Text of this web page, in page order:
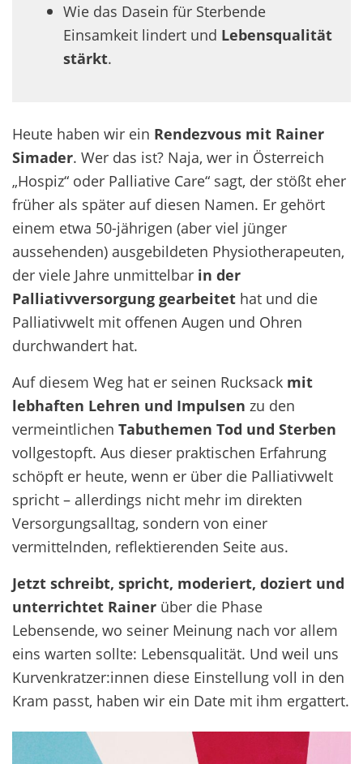
Wie das Dasein für Sterbende
Einsamkeit lindert und Lebensqualität
stärkt.
Heute haben wir ein Rendezvous mit Rainer
Simader. Wer das ist? Naja, wer in Österreich
„Hospiz“ oder Palliative Care“ sagt, der stößt eher
früher als später auf diesen Namen. Er gehört
einem etwa 50-jährigen (aber viel jünger
aussehenden) ausgebildeten Physiotherapeuten,
der viele Jahre unmittelbar in der
Palliativversorgung gearbeitet hat und die
Palliativwelt mit offenen Augen und Ohren
durchwandert hat.
Auf diesem Weg hat er seinen Rucksack mit
lebhaften Lehren und Impulsen zu den
vermeintlichen Tabuthemen Tod und Sterben
vollgestopft. Aus dieser praktischen Erfahrung
schöpft er heute, wenn er über die Palliativwelt
spricht – allerdings nicht mehr im direkten
Versorgungsalltag, sondern von einer
vermittelnden, reflektierenden Seite aus.
Jetzt schreibt, spricht, moderiert, doziert und
unterrichtet Rainer über die Phase
Lebensende, wo seiner Meinung nach vor allem
eins warten sollte: Lebensqualität. Und weil uns
Kurvenkratzer:innen diese Einstellung voll in den
Kram passt, haben wir ein Date mit ihm ergattert.